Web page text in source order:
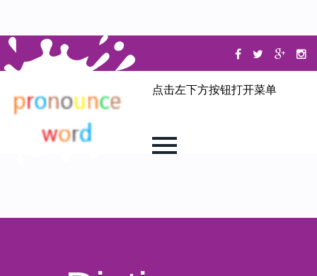
点击左下方按钮打开菜单